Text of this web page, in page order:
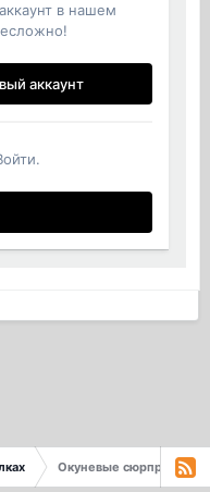
в нашем
аккаунт
Окуневые сюрпризы